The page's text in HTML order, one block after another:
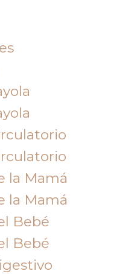
la Mamá
la Mamá
Bebé
Bebé